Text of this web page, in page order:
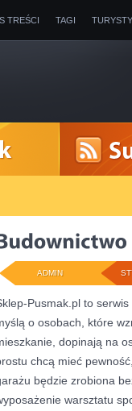
TREŚCI TAGI
ADMIN
Pusmak.pl to serwis
o osobach, które
dopinają na
chcą mieć
będzie zrobiona
warsztatu